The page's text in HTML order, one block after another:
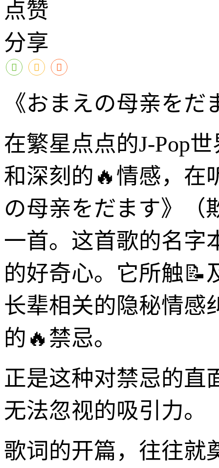
点赞
分享
《おまえの母亲を
在繁星点点的J-Pop
和深刻的🔥情感，在
の母亲をだます》（
一首。这首歌的名字
的好奇心。它所触
长辈相关的隐秘情
的🔥禁忌。
正是这种对禁忌的直
无法忽视的吸引力。
歌词的开篇，往往就